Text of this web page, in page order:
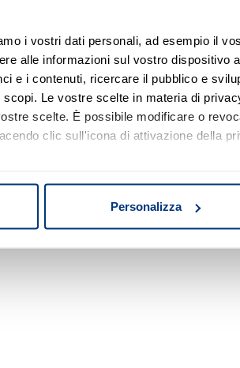
i vostri dati personali, ad esempio il
alle informazioni sul vostro dispositivo
e i contenuti, ricercare il pubblico e
Le vostre scelte in materia di
scelte. È possibile modificare o
clic sull'icona di attivazione della
scansionandolo attivamente alla
Personalizza
Nessun risultato di
Prova a modificare o rimuovere
a cambiare l'area di